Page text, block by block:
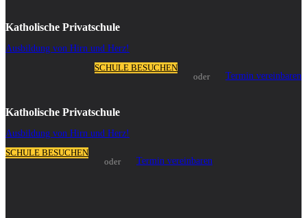
Katholische Privatschule
Ausbildung von Hirn und Herz!
Termin vereinbaren
oder
SCHULE BESUCHEN
Katholische Privatschule
Ausbildung von Hirn und Herz!
SCHULE BESUCHEN
oder
Termin vereinbaren